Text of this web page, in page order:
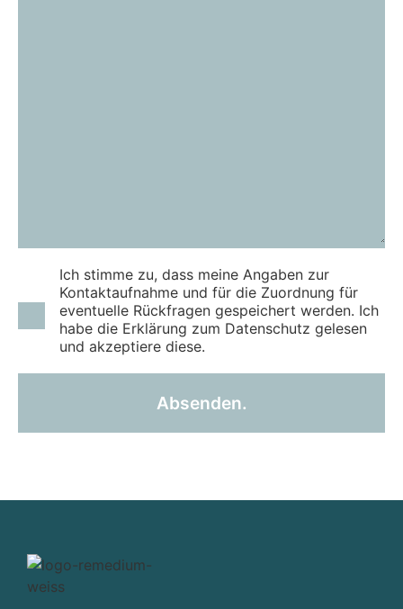
Ich stimme zu, dass meine Angaben zur
Kontaktaufnahme und für die Zuordnung für
eventuelle Rückfragen gespeichert werden. Ich
habe die Erklärung zum Datenschutz gelesen
und akzeptiere diese.